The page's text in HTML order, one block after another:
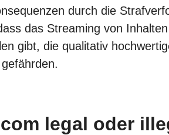
durch die
das Streaming von
gibt, die qualitativ
legal oder